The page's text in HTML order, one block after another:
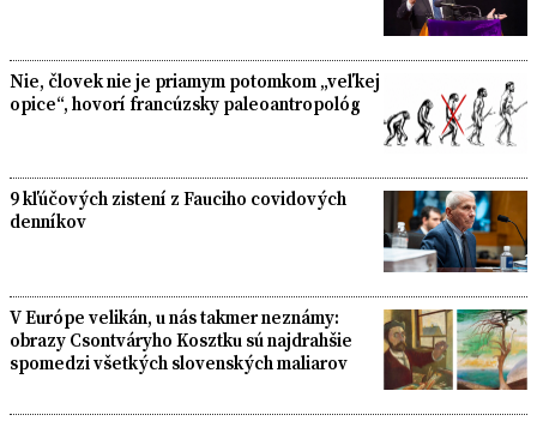
Nie, človek nie je priamym potomkom „veľkej
opice“, hovorí francúzsky paleoantropológ
9 kľúčových zistení z Fauciho covidových
denníkov
V Európe velikán, u nás takmer neznámy:
obrazy Csontváryho Kosztku sú najdrahšie
spomedzi všetkých slovenských maliarov